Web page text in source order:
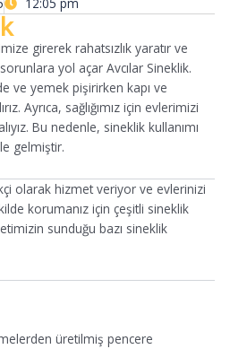
girerek rahatsızlık yaratır ve
yol açar Avcılar Sineklik.
ve yemek pişirirken kapı ve
Ayrıca, sağlığımız için evlerimizi
Bu nedenle, sineklik kullanımı
gelmiştir.
olarak hizmet veriyor ve evlerinizi
korumanız için çeşitli sineklik
sunduğu bazı sineklik
üretilmiş pencere